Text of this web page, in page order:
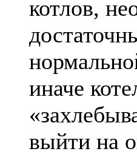
котлов,
иначе
выйти на